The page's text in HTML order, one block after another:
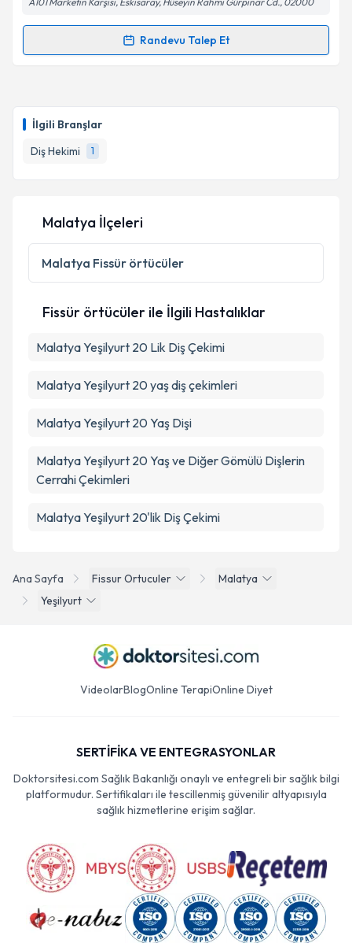
İlgili Branşlar
Diş Hekimi
1
Randevu Talep Et
Randevu Takvimi Talebi
hazırlandığında e-posta ile bilgilendireceğiz.
E-posta Adresiniz
Kişisel verilerimin işlenmesine ilişkinAydınlatma
Metni
'ni okudum ve kişisel verilerimin belirtilen
kapsamda işlenmesini kabul ediyorum.
Takvim Talebini Gönder
Ana Sayfa Fissur Ortuculer
Malatya
Yeşilyurt
Malatya İlçeleri
Malatya Fissür örtücüler
Fissür örtücüler ile İlgili Hastalıklar
Malatya Yeşilyurt 20 Lik Diş Çekimi
Malatya Yeşilyurt 20 yaş diş çekimleri
Malatya Yeşilyurt 20 Yaş Dişi
Malatya Yeşilyurt 20 Yaş ve Diğer Gömülü Dişlerin
Cerrahi Çekimleri
Malatya Yeşilyurt 20'lik Diş Çekimi
VideolarBlogOnline TerapiOnline Diyet
SERTİFİKA VE ENTEGRASYONLAR
Doktorsitesi.com Sağlık Bakanlığı onaylı ve entegreli bir sağlık bilgi
platformudur. Sertifikaları ile tescillenmiş güvenilir altyapısıyla
sağlık hizmetlerine erişim sağlar.